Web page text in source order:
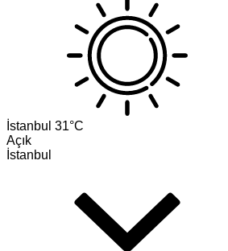
İstanbul 31°C
Açık
İstanbul